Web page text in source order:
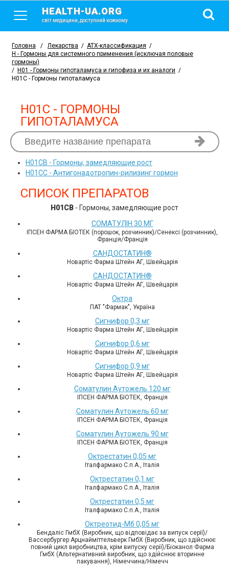
HEALTH-UA.ORG
світ медицини, доступний кожному
Головна / Лекарства / АТХ-классификация /
H - Гормоны для системного применения (исключая половые
гормоны)
/ H01 - Гормоны гипоталамуса и гипофиза и их аналоги /
H01C - Гормоны гипоталамуса
H01C - ГОРМОНЫ
ГИПОТАЛАМУСА
H01CB - Гормоны, замедляющие рост
H01CC - Антигонадотропин-рилизинг гормон
СПИСОК ПРЕПАРАТОВ
H01CB - Гормоны, замедляющие рост
СОМАТУЛІН 30 МГ
ІПСЕН ФАРМА БІОТЕК (порошок, розчинник)/Сенексі (розчинник),
Франція/Франція
САНДОСТАТИН®
Новартіс Фарма Штейн АГ, Швейцарія
САНДОСТАТИН®
Новартіс Фарма Штейн АГ, Швейцарія
Октра
ПАТ "Фармак", Україна
Сигнифор 0,3 мг
Новартіс Фарма Штейн АГ, Швейцарія
Сигнифор 0,6 мг
Новартіс Фарма Штейн АГ, Швейцарія
Сигнифор 0,9 мг
Новартіс Фарма Штейн АГ, Швейцарія
Соматулин Аутожель 120 мг
ІПСЕН ФАРМА БІОТЕК, Франція
Соматулин Аутожель 60 мг
ІПСЕН ФАРМА БІОТЕК, Франція
Соматулин Аутожель 90 мг
ІПСЕН ФАРМА БІОТЕК, Франція
Октрестатин 0,05 мг
Італфармако С.п.А., Італія
Октрестатин 0,1 мг
Італфармако С.п.А., Італія
Октрестатин 0,5 мг
Італфармако С.п.А., Італія
Октреотид-Мб 0,05 мг
Бендаліс ГмбХ (Виробник, що відповідає за випуск серії)/
Вассербургер Арцнайміттельверк ГмбХ (Виробник, що здійснює
повний цикл виробництва, крім випуску серії)/Біоканол Фарма
ГмбХ (Альтернативний виробник, що здійснює вторинне
пакування), Німеччина/Німечч